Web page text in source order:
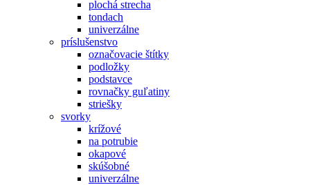
plochá strecha
tondach
univerzálne
príslušenstvo
označovacie štítky
podložky
podstavce
rovnačky guľatiny
striešky
svorky
krížové
na potrubie
okapové
skúšobné
univerzálne